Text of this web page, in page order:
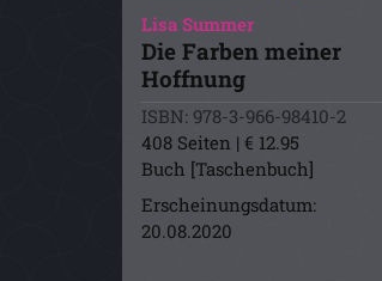
Lisa Summer
Die Farben meiner
Hoffnung
ISBN: 978-3-966-98410-2
408 Seiten | € 12.95
Buch [Taschenbuch]
Erscheinungsdatum:
20.08.2020